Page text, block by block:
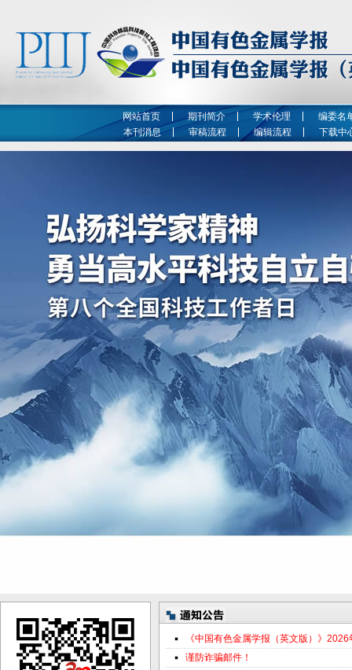
网站首页 期刊简介 学术伦理
编委名
本刊消息
审稿流程 编辑流程 下载中
《中国有色金属学报（英文版）》
谨防诈骗邮件！